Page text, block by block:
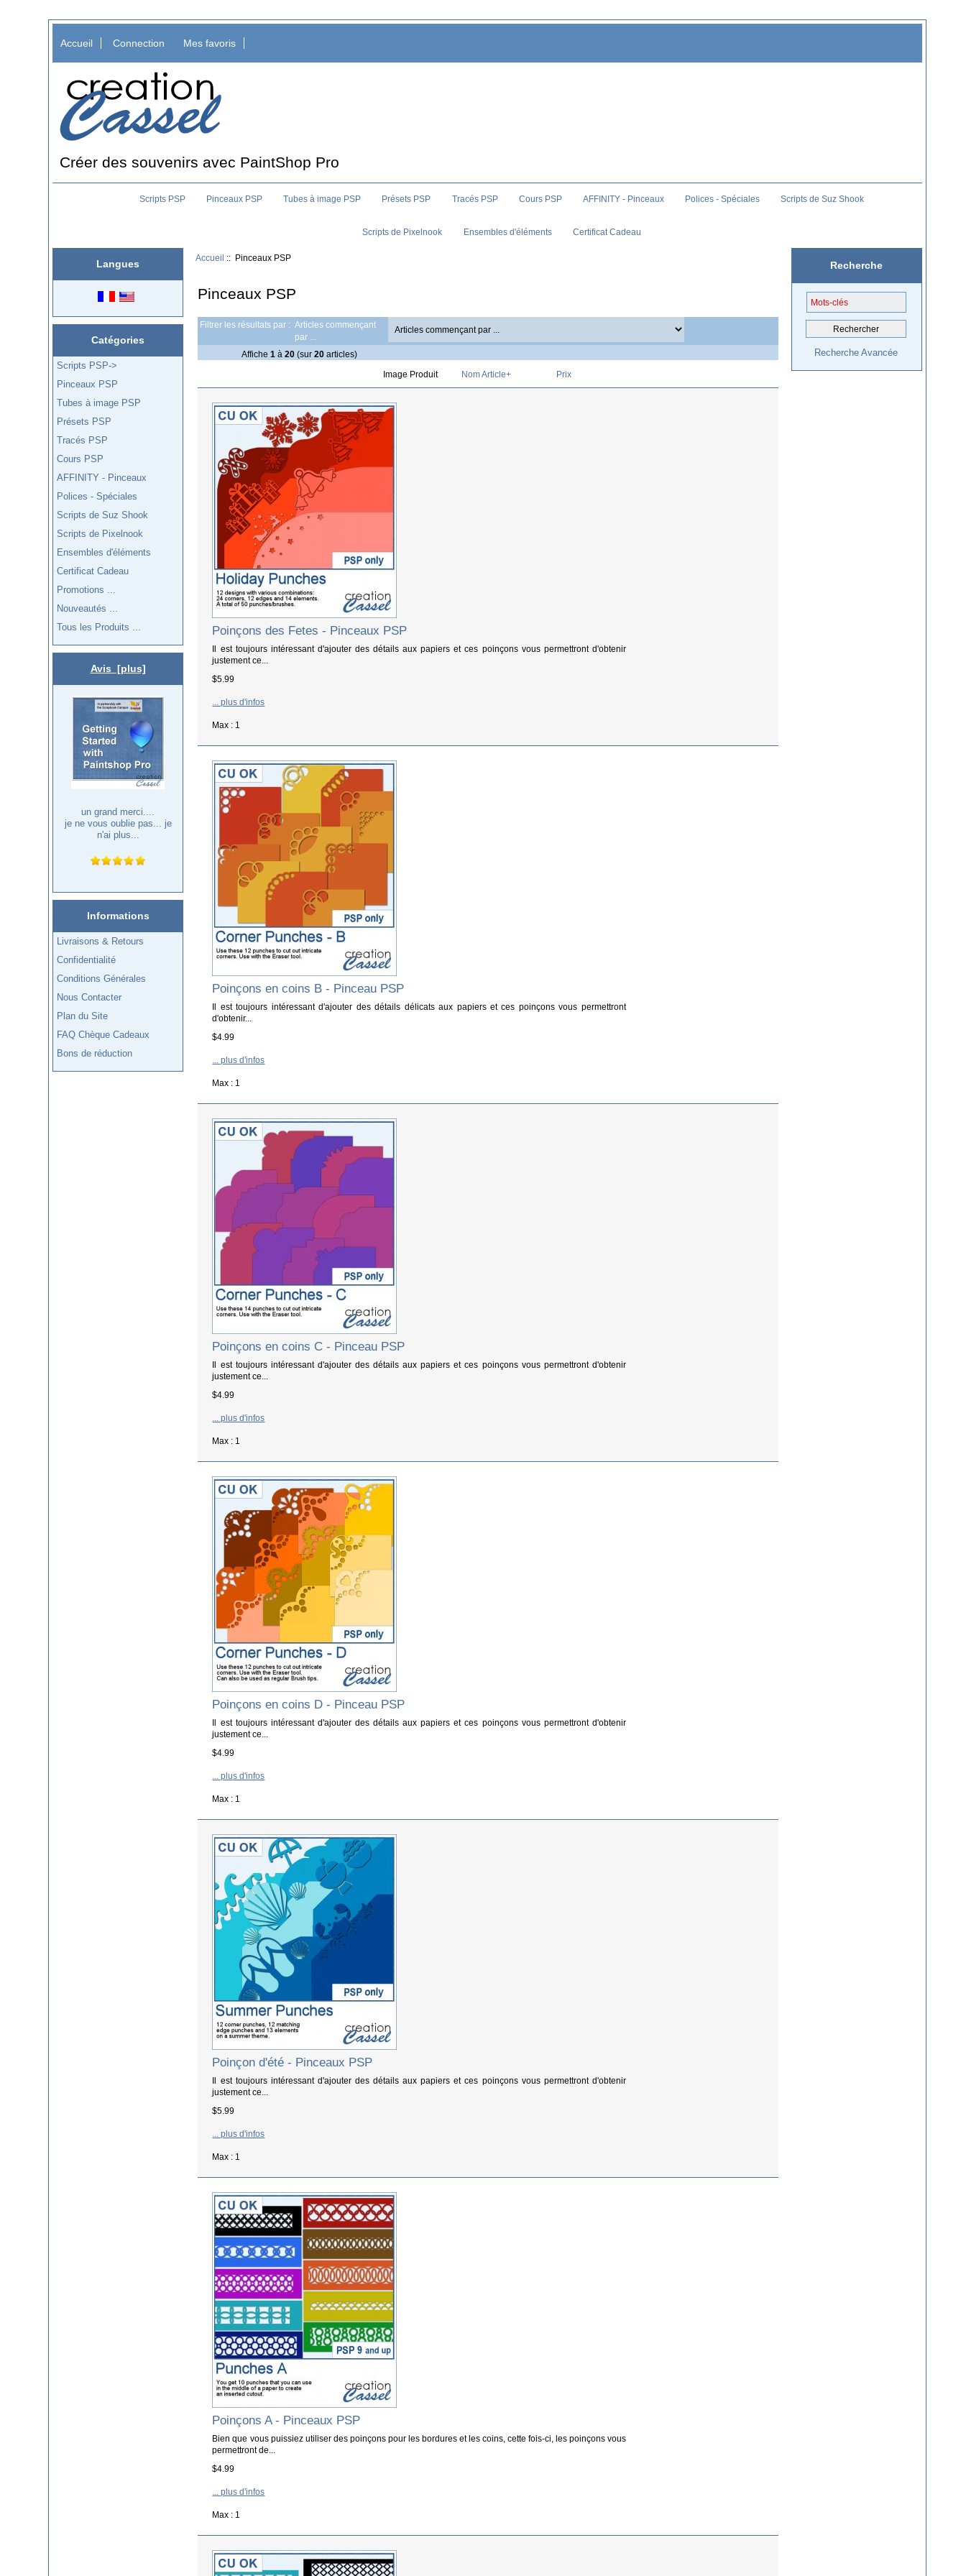
Accueil Connection Mes favoris
Créer des souvenirs avec PaintShop Pro
Scripts PSP Pinceaux PSP Tubes à image PSP Présets PSP Tracés PSP Cours PSP AFFINITY - Pinceaux Polices - Spéciales Scripts de Suz Shook
Scripts de Pixelnook Ensembles d'éléments Certificat Cadeau
Langues
Catégories
Scripts PSP->
Pinceaux PSP
Tubes à image PSP
Présets PSP
Tracés PSP
Cours PSP
AFFINITY - Pinceaux
Polices - Spéciales
Scripts de Suz Shook
Scripts de Pixelnook
Ensembles d'éléments
Certificat Cadeau
Promotions ...
Nouveautés ...
Tous les Produits ...
Avis [plus]
un grand merci....
je ne vous oublie pas... je
n'ai plus...
Informations
Livraisons & Retours
Confidentialité
Conditions Générales
Nous Contacter
Plan du Site
FAQ Chèque Cadeaux
Bons de réduction
Accueil :: Pinceaux PSP
Pinceaux PSP
Filtrer les résultats par : Articles commençant
par ...
Affiche1 à20 (sur20 articles)
Image Produit Nom Article+ Prix
Poinçons des Fetes - Pinceaux PSP
Il est toujours intéressant d'ajouter des détails aux papiers et ces poinçons vous permettront d'obtenir
justement ce...
$5.99
... plus d'infos
Max : 1
Poinçons en coins B - Pinceau PSP
Il est toujours intéressant d'ajouter des détails délicats aux papiers et ces poinçons vous permettront
d'obtenir...
$4.99
... plus d'infos
Max : 1
Poinçons en coins C - Pinceau PSP
Il est toujours intéressant d'ajouter des détails aux papiers et ces poinçons vous permettront d'obtenir
justement ce...
$4.99
... plus d'infos
Max : 1
Poinçons en coins D - Pinceau PSP
Il est toujours intéressant d'ajouter des détails aux papiers et ces poinçons vous permettront d'obtenir
justement ce...
$4.99
... plus d'infos
Max : 1
Poinçon d'été - Pinceaux PSP
Il est toujours intéressant d'ajouter des détails aux papiers et ces poinçons vous permettront d'obtenir
justement ce...
$5.99
... plus d'infos
Max : 1
Poinçons A - Pinceaux PSP
Bien que vous puissiez utiliser des poinçons pour les bordures et les coins, cette fois-ci, les poinçons vous
permettront de...
$4.99
... plus d'infos
Max : 1
Recherche
Recherche Avancée